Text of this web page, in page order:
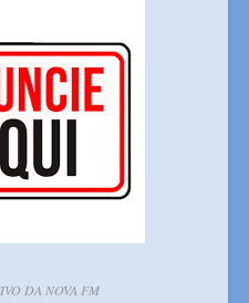
DA NOVA FM